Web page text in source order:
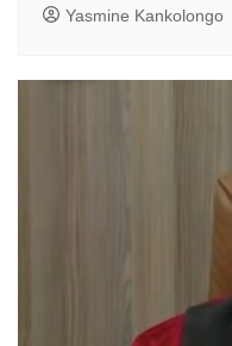
Yasmine Kankolongo